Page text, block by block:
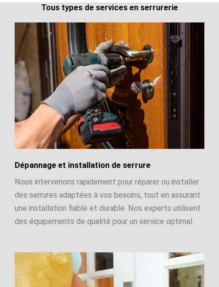
Tous types de services en serrurerie
Dépannage et installation de serrure
Nous intervenons rapidement pour réparer ou installer
des serrures adaptées à vos besoins, tout en assurant
une installation fiable et durable. Nos experts utilisent
des équipements de qualité pour un service optimal.